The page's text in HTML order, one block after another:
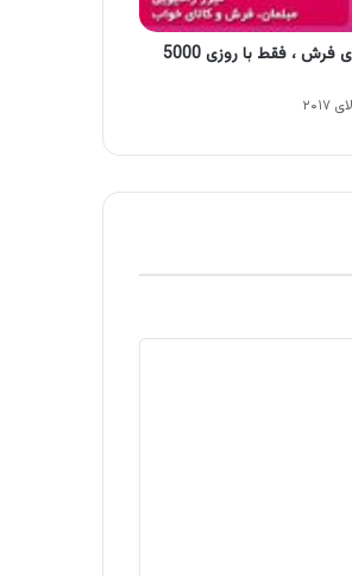
آگهی آقای فرش ، فقط با روزی 5000